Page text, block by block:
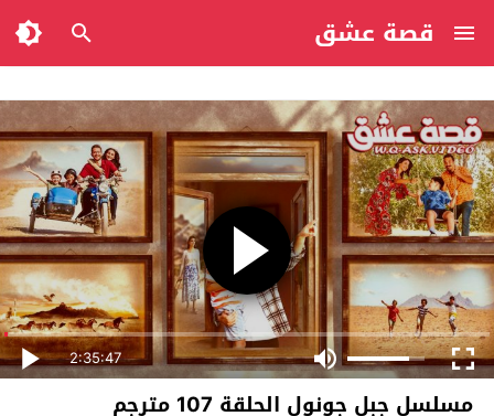
قصة عشق
2:35:47
مسلسل جبل جونول الحلقة 107 مترجم